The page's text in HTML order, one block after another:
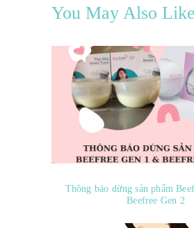
You May Also Like
Thông báo dừng sản phẩm
Beefree Gen 2